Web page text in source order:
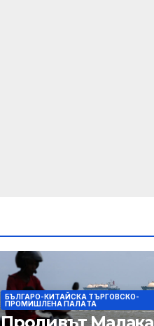
БЪЛГАРО-КИТАЙСКА ТЪРГОВСКО-
ПРОМИШЛЕНА ПАЛAТА